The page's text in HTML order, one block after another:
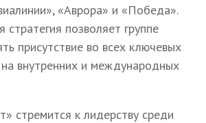
«Аврора» и «Победа».
стратегия позволяет группе
присутствие во всех ключевых
внутренних и международных
стремится к лидерству среди